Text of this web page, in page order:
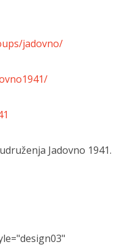
jadovno/
Jadovno 1941.